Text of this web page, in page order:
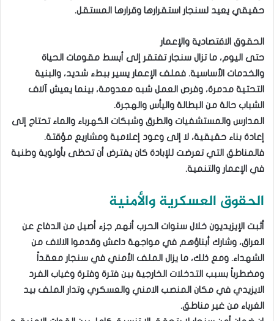
حقيقي يعيد لسنجار استقرارها وقرارها المستقل.
الحقوق الاقتصادية والإعمار
حتى اليوم، ما تزال سنجار تفتقر إلى أبسط مقومات الحياة
والخدمات الأساسية. فملف الإعمار يسير ببطء شديد، والبنية
التحتية مدمرة، وفرص العمل شبه معدومة، بينما يعيش آلاف
الشباب حالة من البطالة واليأس والهجرة.
المدارس والمستشفيات والطرق وشبكات الكهرباء والماء تحتاج إلى
إعادة بناء حقيقية، لا إلى وعود إعلامية ومشاريع مؤقتة.
فالمناطق التي تعرضت للإبادة كان يفترض أن تحظى بأولوية وطنية
في الإعمار والتنمية.
الحقوق العسكرية والأمنية
أثبت الإيزيديون خلال سنوات الحرب أنهم جزء أصيل من الدفاع عن
العراق، وشارك أبناؤهم في مواجهة داعش وقدموا الالاف من
الشهداء. ومع ذلك، ما يزال الملف الأمني في سنجار معقداً
ومضطرباً بسبب التدخلات الخارجية بين فترة وفترة وغياب الفرد
الايزيدي في مكان المنصب الامني والعسكري وتدار الملف بيد
الغرباء من غير مناطق.